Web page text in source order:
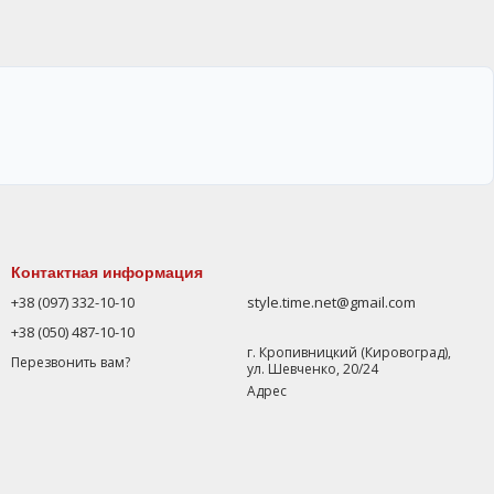
Контактная информация
+38 (097) 332-10-10
+38 (050) 487-10-10
Перезвонить вам?
style.time.net@gmail.com
г. Кропивницкий (Кировоград),
ул. Шевченко, 20/24
Адрес